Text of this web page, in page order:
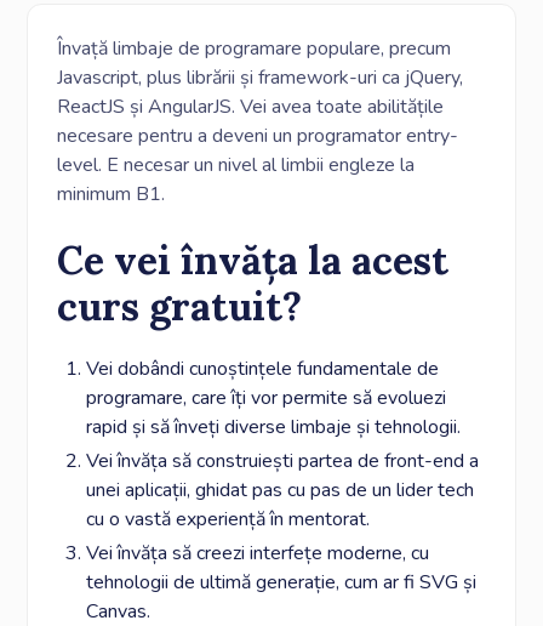
Învață limbaje de programare populare, precum
Javascript, plus librării și framework-uri ca jQuery,
ReactJS și AngularJS. Vei avea toate abilitățile
necesare pentru a deveni un programator entry-
level. E necesar un nivel al limbii engleze la
minimum B1.
Ce vei învăța la acest
curs gratuit?
Vei dobândi cunoștințele fundamentale de
programare, care îți vor permite să evoluezi
rapid și să înveți diverse limbaje și tehnologii.
Vei învăța să construiești partea de front-end a
unei aplicații, ghidat pas cu pas de un lider tech
cu o vastă experiență în mentorat.
Vei învăța să creezi interfețe moderne, cu
tehnologii de ultimă generație, cum ar fi SVG și
Canvas.